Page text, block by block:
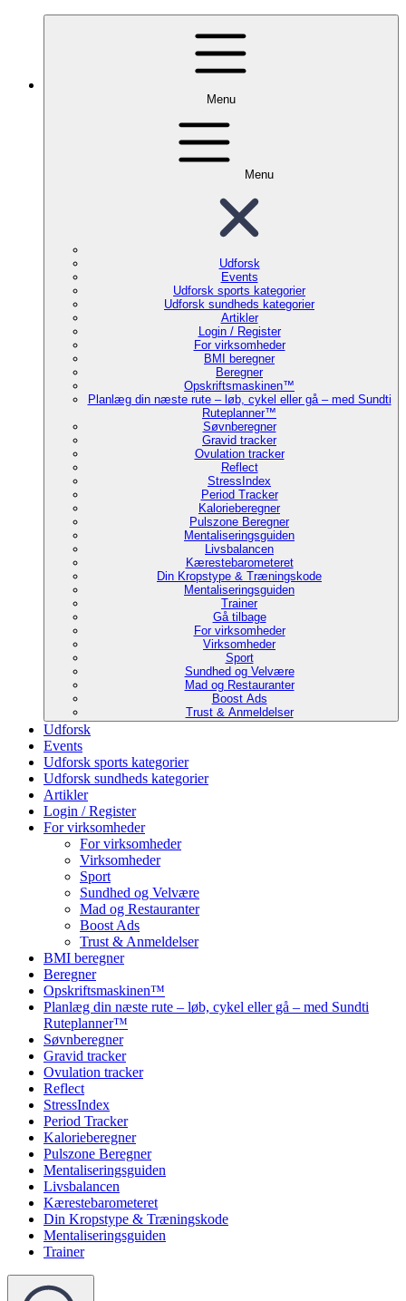
Menu
Menu
Udforsk
Events
Udforsk sports kategorier
Udforsk sundheds kategorier
Artikler
Login / Register
For virksomheder
BMI beregner
Beregner
Opskriftsmaskinen™
Planlæg din næste rute – løb, cykel eller gå – med Sundti
Ruteplanner™
Søvnberegner
Gravid tracker
Ovulation tracker
Reflect
StressIndex
Period Tracker
Kalorieberegner
Pulszone Beregner
Mentaliseringsguiden
Livsbalancen
Kærestebarometeret
Din Kropstype & Træningskode
Mentaliseringsguiden
Trainer
Gå tilbage
For virksomheder
Virksomheder
Sport
Sundhed og Velvære
Mad og Restauranter
Boost Ads
Trust & Anmeldelser
Udforsk
Events
Udforsk sports kategorier
Udforsk sundheds kategorier
Artikler
Login / Register
For virksomheder
For virksomheder
Virksomheder
Sport
Sundhed og Velvære
Mad og Restauranter
Boost Ads
Trust & Anmeldelser
BMI beregner
Beregner
Opskriftsmaskinen™
Planlæg din næste rute – løb, cykel eller gå – med Sundti
Ruteplanner™
Søvnberegner
Gravid tracker
Ovulation tracker
Reflect
StressIndex
Period Tracker
Kalorieberegner
Pulszone Beregner
Mentaliseringsguiden
Livsbalancen
Kærestebarometeret
Din Kropstype & Træningskode
Mentaliseringsguiden
Trainer